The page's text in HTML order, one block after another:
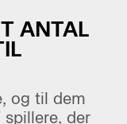
ANTAL
og til dem
spillere, der